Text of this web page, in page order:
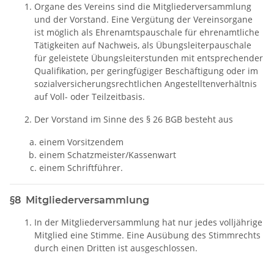
Organe des Vereins sind die Mitgliederversammlung
und der Vorstand. Eine Vergütung der Vereinsorgane
ist möglich als Ehrenamtspauschale für ehrenamtliche
Tätigkeiten auf Nachweis, als Übungsleiterpauschale
für geleistete Übungsleiterstunden mit entsprechender
Qualifikation, per geringfügiger Beschäftigung oder im
sozialversicherungsrechtlichen Angestelltenverhältnis
auf Voll- oder Teilzeitbasis.
Der Vorstand im Sinne des § 26 BGB besteht aus
einem Vorsitzendem
einem Schatzmeister/Kassenwart
einem Schriftführer.
§8 Mitgliederversammlung
In der Mitgliederversammlung hat nur jedes volljährige
Mitglied eine Stimme. Eine Ausübung des Stimmrechts
durch einen Dritten ist ausgeschlossen.